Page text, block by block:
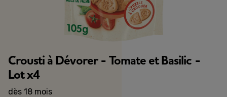
Crousti à Dévorer - Tomate et Basilic -
Lot x4
dès 18 mois